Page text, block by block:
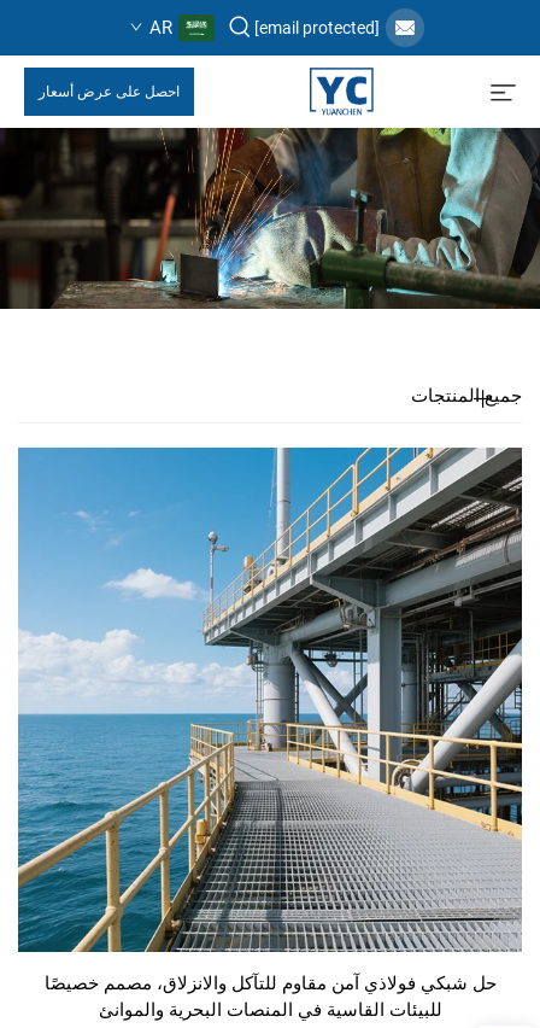
[email protected]
AR
احصل على عرض أسعار
جميع المنتجات
حل شبكي فولاذي آمن مقاوم للتآكل والانزلاق، مصمم خصيصًا
للبيئات القاسية في المنصات البحرية والموانئ